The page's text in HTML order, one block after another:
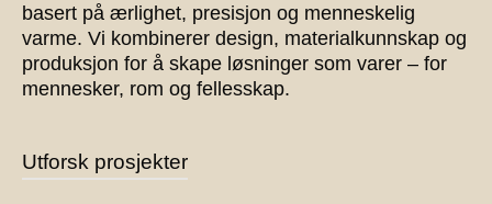
basert på ærlighet, presisjon og menneskelig
varme. Vi kombinerer design, materialkunnskap og
produksjon for å skape løsninger som varer – for
mennesker, rom og fellesskap.
Utforsk prosjekter